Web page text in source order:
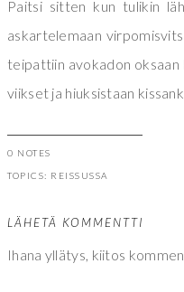
Paitsi sitten kun tulikin
askartelemaan
teipattiin avokadon oksaan
viikset ja hiuksistaan
0 NOTES
TOPICS: REISSUSSA
LÄHETÄ KOMMENTTI
Ihana yllätys, kiitos